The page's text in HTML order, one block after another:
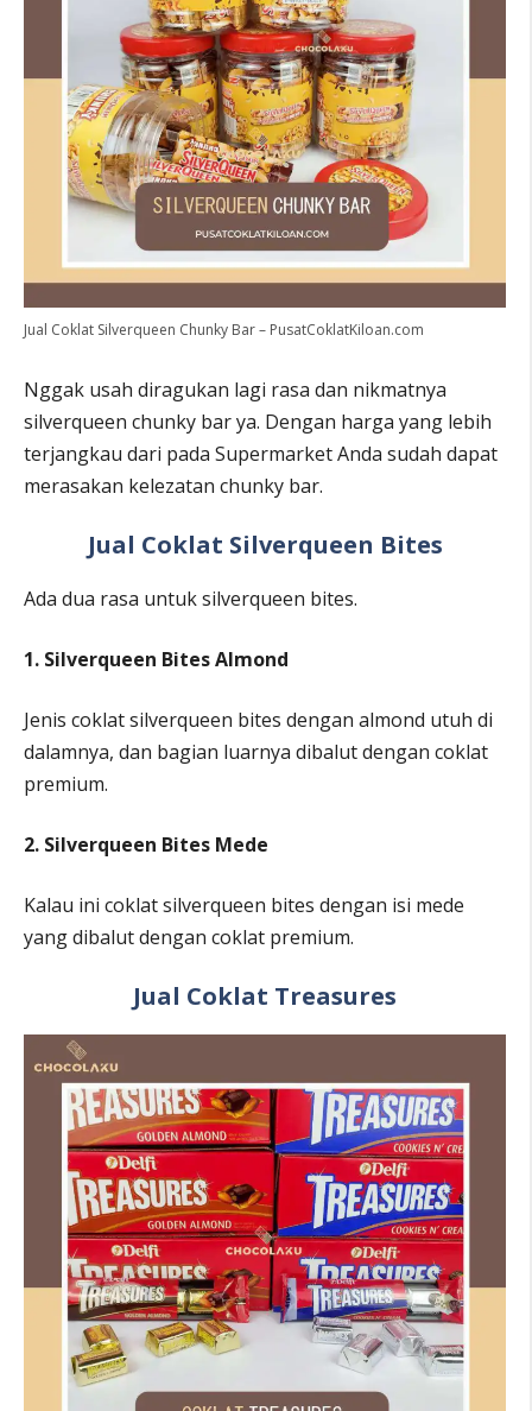
Jual Coklat Silverqueen Chunky Bar – PusatCoklatKiloan.com
Nggak usah diragukan lagi rasa dan nikmatnya
silverqueen chunky bar ya. Dengan harga yang lebih
terjangkau dari pada Supermarket Anda sudah dapat
merasakan kelezatan chunky bar.
Jual Coklat Silverqueen Bites
Ada dua rasa untuk silverqueen bites.
1. Silverqueen Bites Almond
Jenis coklat silverqueen bites dengan almond utuh di
dalamnya, dan bagian luarnya dibalut dengan coklat
premium.
2. Silverqueen Bites Mede
Kalau ini coklat silverqueen bites dengan isi mede
yang dibalut dengan coklat premium.
Jual Coklat Treasures